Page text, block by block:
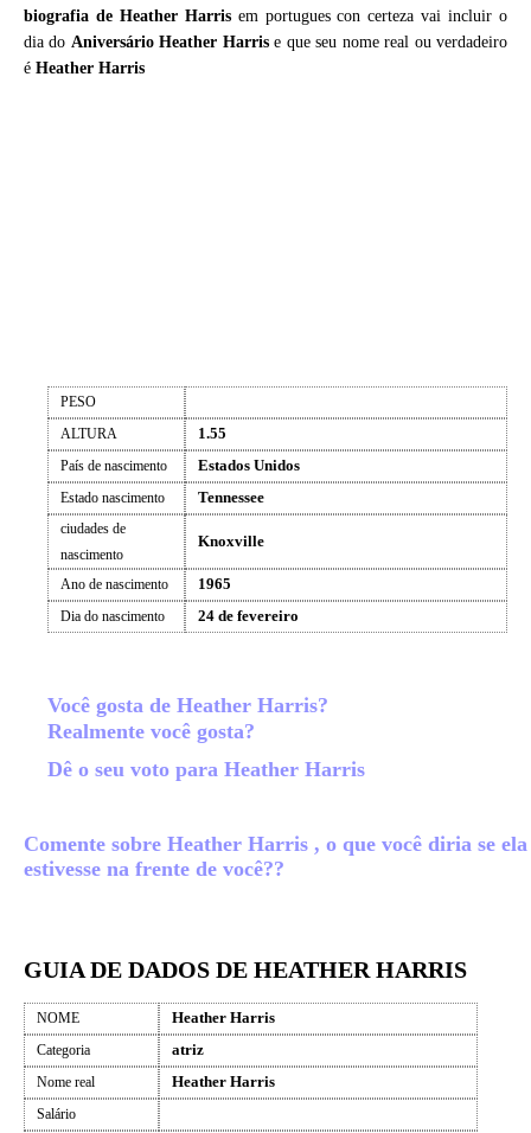
biografia de Heather Harrisem portugues con certeza vai incluir o
dia do Aniversário Heather Harrise que seu nome real ou verdadeiro
é Heather Harris
PESO
ALTURA
1.55
País de nascimento Estados Unidos
Estado nascimento Tennessee
ciudades de
nascimento
Knoxville
Ano de nascimento 1965
Dia do nascimento 24 de fevereiro
Você gosta de Heather Harris?
Realmente você gosta?
Dê o seu voto para Heather Harris
Comente sobre Heather Harris , o que você diria se ela
estivesse na frente de você??
GUIA DE DADOS DE HEATHER HARRIS
NOME Heather Harris
Categoria atriz
Nome real Heather Harris
Salário